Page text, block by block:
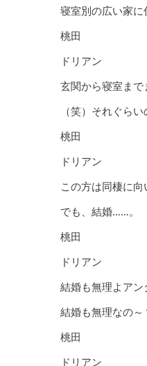
寝室別の広い家に
桃田
ドリアン
玄関から寝室ま
（笑）それぐら
桃田
ドリアン
この方は同棲に向
でも、結婚……。
桃田
ドリアン
結婚も無理よアン
結婚も無理なの～
桃田
ドリアン